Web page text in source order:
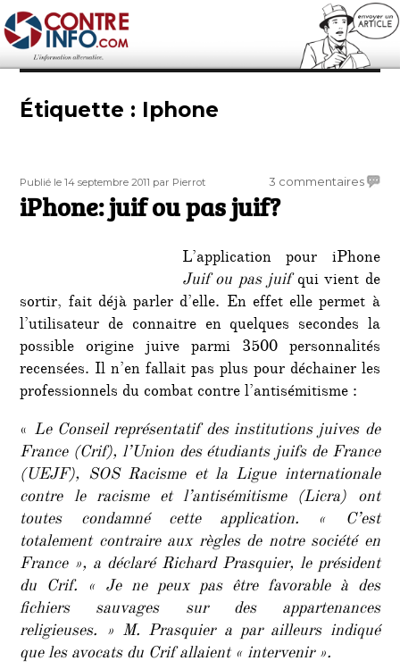
Contre-Info
Étiquette : Iphone
Publié
le
Publié le 14 septembre 2011 Auteur
par Pierrot 3 commentairessur
pas
juif?
iPhone: juif ou pas juif?
L’application pour iPhone
Juif ou pas juifqui vient de
sortir, fait déjà parler d’elle. En effet elle permet à
l’utilisateur de connaitre en quelques secondes la
possible origine juive parmi 3500 personnalités
recensées. Il n’en fallait pas plus pour déchainer les
professionnels du combat contre l’antisémitisme :
« Le Conseil représentatif des institutions juives de
France (Crif), l’Union des étudiants juifs de France
(UEJF), SOS Racisme et la Ligue internationale
contre le racisme et l’antisémitisme (Licra) ont
toutes condamné cette application. « C’est
totalement contraire aux règles de notre société en
France », a déclaré Richard Prasquier, le président
du Crif. « Je ne peux pas être favorable à des
fichiers sauvages sur des appartenances
religieuses. » M. Prasquier a par ailleurs indiqué
que les avocats du Crif allaient « intervenir ».